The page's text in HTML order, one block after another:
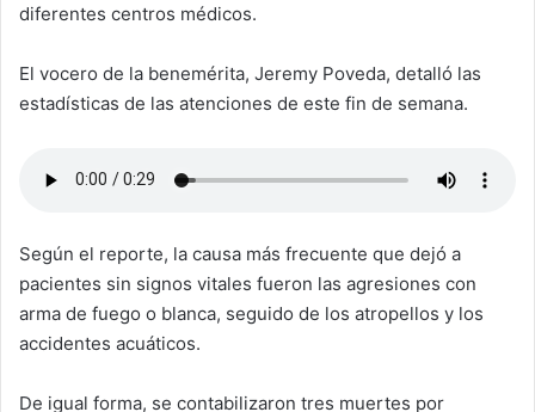
diferentes centros médicos.
El vocero de la benemérita, Jeremy Poveda, detalló las
estadísticas de las atenciones de este fin de semana.
Según el reporte, la causa más frecuente que dejó a
pacientes sin signos vitales fueron las agresiones con
arma de fuego o blanca, seguido de los atropellos y los
accidentes acuáticos.
De igual forma, se contabilizaron tres muertes por